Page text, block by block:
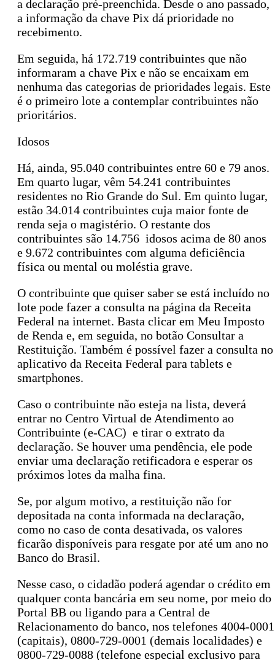
a declaração pré-preenchida. Desde o ano passado,
a informação da chave Pix dá prioridade no
recebimento.
Em seguida, há 172.719 contribuintes que não
informaram a chave Pix e não se encaixam em
nenhuma das categorias de prioridades legais. Este
é o primeiro lote a contemplar contribuintes não
prioritários.
Idosos
Há, ainda, 95.040 contribuintes entre 60 e 79 anos.
Em quarto lugar, vêm 54.241 contribuintes
residentes no Rio Grande do Sul. Em quinto lugar,
estão 34.014 contribuintes cuja maior fonte de
renda seja o magistério. O restante dos
contribuintes são 14.756 idosos acima de 80 anos
e 9.672 contribuintes com alguma deficiência
física ou mental ou moléstia grave.
O contribuinte que quiser saber se está incluído no
lote pode fazer a consulta na página da Receita
Federal na internet. Basta clicar em Meu Imposto
de Renda e, em seguida, no botão Consultar a
Restituição. Também é possível fazer a consulta no
aplicativo da Receita Federal para tablets e
smartphones.
Caso o contribuinte não esteja na lista, deverá
entrar no Centro Virtual de Atendimento ao
Contribuinte (e-CAC) e tirar o extrato da
declaração. Se houver uma pendência, ele pode
enviar uma declaração retificadora e esperar os
próximos lotes da malha fina.
Se, por algum motivo, a restituição não for
depositada na conta informada na declaração,
como no caso de conta desativada, os valores
ficarão disponíveis para resgate por até um ano no
Banco do Brasil.
Nesse caso, o cidadão poderá agendar o crédito em
qualquer conta bancária em seu nome, por meio do
Portal BB ou ligando para a Central de
Relacionamento do banco, nos telefones 4004-0001
(capitais), 0800-729-0001 (demais localidades) e
0800-729-0088 (telefone especial exclusivo para